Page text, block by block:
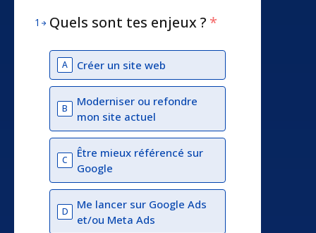
1 Quels sont tes enjeux ? *
A Créer un site web
B
Moderniser ou refondre
mon site actuel
C
Être mieux référencé sur
Google
D
Me lancer sur Google Ads
et/ou Meta Ads